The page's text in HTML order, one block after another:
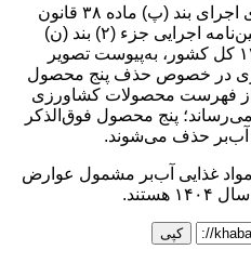
در این نامه آمده است: در راستای اجرای بند (پ) ماده ۳۸ قانون
برنامه هفتم پیشرفت توسعه و آیین‌نامه اجرایی جزء (۲) بند (ن)
تبصره یک قانون بودجه سال ۱۴۰۴ کل کشور، به‌پیوست تصویر
در خصوص حذف پنج محصول
از فهرست محصولات کشاورزی
پنج محصول فوق‌الذکر
حذف می‌شوند.
غذایی آب‌بر مشمول عوارض
کپی